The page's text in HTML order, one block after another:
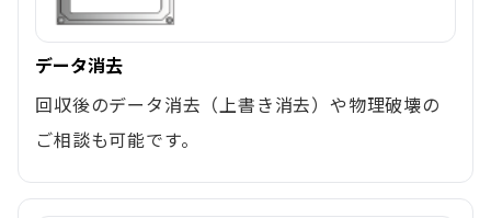
データ消去
回収後のデータ消去（上書き消去）や物理破壊の
ご相談も可能です。